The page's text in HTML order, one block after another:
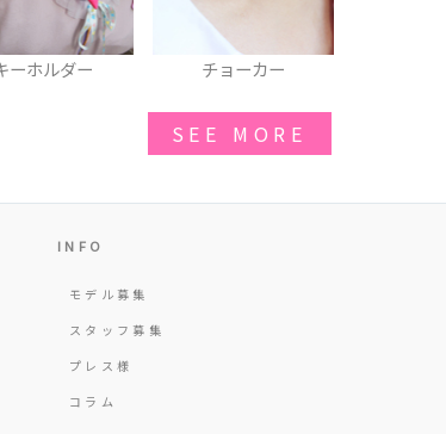
チョーカー milklim フリルスカー
SEE MORE
INFO
モデル募集
スタッフ募集
プレス様
コラム